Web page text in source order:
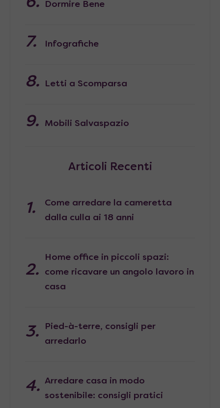
Dormire Bene
Infografiche
Letti a Scomparsa
Mobili Salvaspazio
Articoli Recenti
Come arredare la cameretta
dalla culla ai 18 anni
Home office in piccoli spazi:
come ricavare un angolo lavoro in
casa
Pied-à-terre, consigli per
arredarlo
Arredare casa in modo
sostenibile: consigli pratici